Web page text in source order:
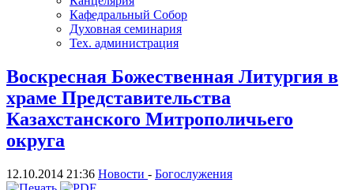
Кафедральный Собор
Духовная семинария
Тех. администрация
Воскресная Божественная Литургия в
храме Представительства
Казахстанского Митрополичьего
округа
12.10.2014 21:36 Новости - Богослужения